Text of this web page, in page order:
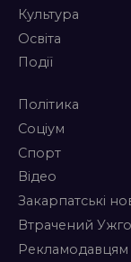
Культура
Освіта
Події
Політика
Соціум
Спорт
Відео
Закарпатські
Втрачений
Рекламодавцям